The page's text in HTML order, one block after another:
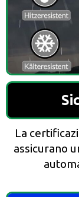
La
assicurano